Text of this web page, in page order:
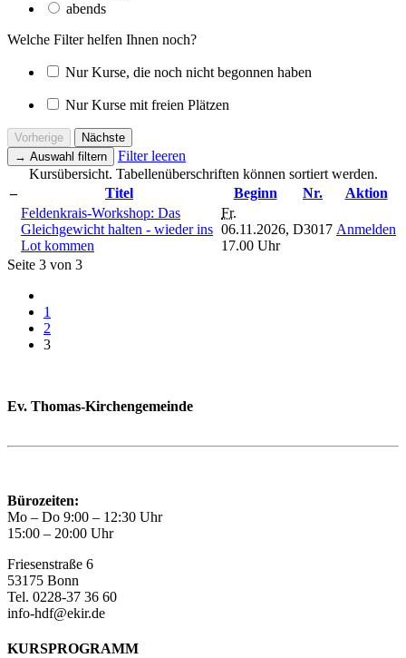
abends
Welche Filter helfen Ihnen noch?
Nur Kurse, die noch nicht begonnen haben
Nur Kurse mit freien Plätzen
Vorherige
Nächste
→ Auswahl filtern
Filter leeren
Kursübersicht. Tabellenüberschriften können sortiert werden.
–
Titel Beginn Nr.
Aktion
Feldenkrais-Workshop: Das
Gleichgewicht halten - wieder ins
Lot kommen
Fr.
06.11.2026,
17.00 Uhr
D3017 Anmelden
Seite 3 von 3
1
2
3
Ev. Thomas-Kirchengemeinde
Bürozeiten:
Mo – Do 9:00 – 12:30 Uhr
15:00 – 20:00 Uhr
Friesenstraße 6
53175 Bonn
Tel. 0228-37 36 60
info-hdf@ekir.de
KURSPROGRAMM